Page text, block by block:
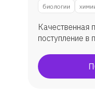
биологии
Качественная
поступление в
балл 86 бб.
максимально